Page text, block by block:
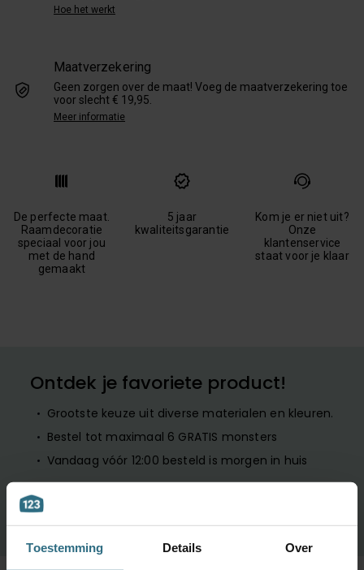
Toestemming Details Over
Hoe het werkt
Maatverzekering
Geen zorgen over de maat! Voeg de maatverzekering toe
voor slecht € 19,95.
Meer informatie
De perfecte maat.
Raamdecoratie
speciaal voor jou
met de hand
gemaakt
5 jaar
kwaliteitsgarantie
Kom je er niet uit?
Onze
klantenservice
staat voor je klaar
Ontdek je favoriete product!
Grootste keuze uit diverse materialen en kleuren.
Bestel tot maximaal 6 GRATIS monsters
Vandaag vóór 12:00 besteld is morgen in huis